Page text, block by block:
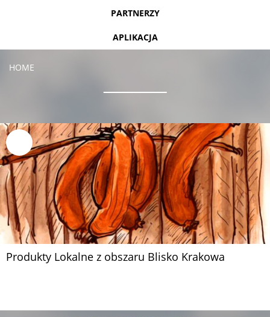
PARTNERZY
APLIKACJA
HOME
Produkty Lokalne z obszaru Blisko Krakowa